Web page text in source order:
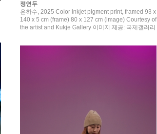
정연두
은하수, 2025 Color inkjet pigment print, framed 93 x
140 x 5 cm (frame) 80 x 127 cm (image) Courtesy of
the artist and Kukje Gallery 이미지 제공: 국제갤러리